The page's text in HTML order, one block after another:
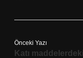
Önceki Yazı
Katı